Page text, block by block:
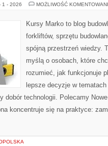
1 - 2026 MOŻLIWOŚĆ
Kursy Marko to blog
forkliftów, sprzętu
spójną przestrzeń wiedzy.
myślą o osobach, które
rozumieć, jak funkcjonuje
lepsze decyzje w
dobór technologii. Polecamy
koncentruje się na praktyce: